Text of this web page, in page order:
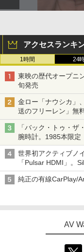
アクセスランキ
1時間 24
東映の歴代オープニ
旬発売
金ロー「ナウシカ」
送のフリーレン」無
「バック・トゥ・
腕時計。1985本限定
世界初アクティブノ
「Pulsar HDMI」。
純正の有線CarPlay/
AV